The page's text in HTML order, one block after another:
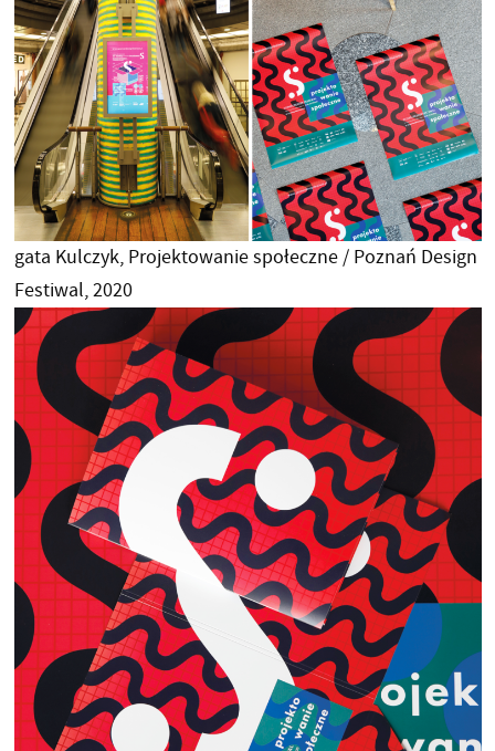
gata Kulczyk, Projektowanie społeczne / Poznań Design
Festiwal, 2020